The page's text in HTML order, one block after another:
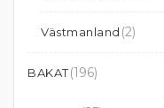
Västmanland (2)
BAKAT(196)